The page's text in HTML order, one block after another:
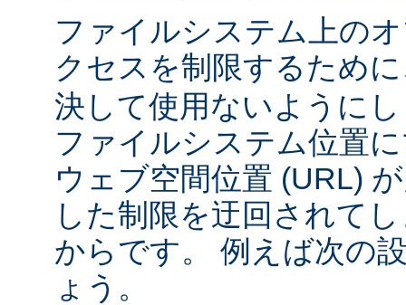
ファイルシステム上の
クセスを制限するため
決して使用ないように
ファイルシステム位置
ウェブ空間位置 (URL)
した制限を迂回されて
からです。 例えば次の
ょう。